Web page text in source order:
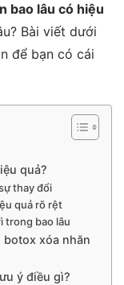
bao lâu có hiệu
Bài viết dưới
để bạn có cái
quả?
thay đổi
quả rõ rệt
trong bao lâu
xóa nhăn
ý điều gì?